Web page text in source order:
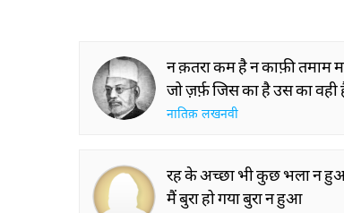
न क़तरा कम है न काफ़ी तमाम
जो ज़र्फ़ जिस का है उस का वही
नातिक़ लखनवी
रह के अच्छा भी कुछ भला न
मैं बुरा हो गया बुरा न हुआ